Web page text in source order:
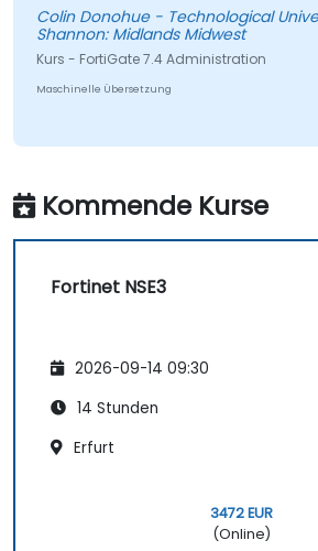
Colin Donohue - Technological University of the
Shannon: Midlands Midwest
Kurs - FortiGate 7.4 Administration
Maschinelle Übersetzung
Kommende Kurse
Fortinet NSE3
2026-09-14 09:30
14 Stunden
Erfurt
3472 EUR
(Online)